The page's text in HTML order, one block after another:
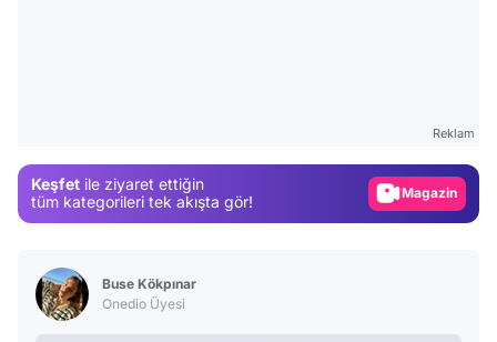
Reklam
Keşfet ile ziyaret ettiğin
tüm kategorileri tek akışta gör!
Magazin
Buse Kökpınar
Onedio Üyesi